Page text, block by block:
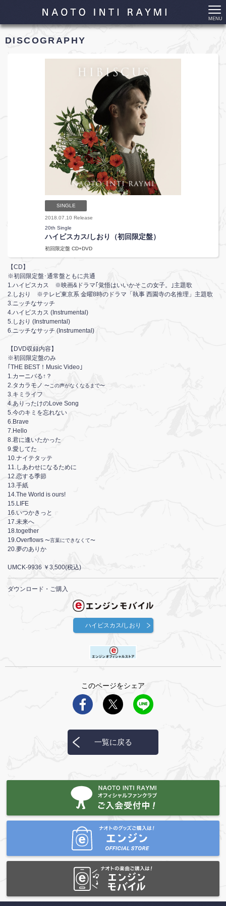
MENU
DISCOGRAPHY
SINGLE
2018.07.10 Release
20th Single
ハイビスカス/しおり（初回限定盤）
初回限定盤 CD+DVD
【CD】
※初回限定盤･通常盤ともに共通
1.ハイビスカス ※映画&ドラマ｢覚悟はいいかそこの女子。｣主題歌
2.しおり ※テレビ東京系 金曜8時のドラマ「執事 西園寺の名推理」主題歌
3.ニッチなサッチ
4.ハイビスカス (Instrumental)
5.しおり (Instrumental)
6.ニッチなサッチ (Instrumental)
【DVD収録内容】
※初回限定盤のみ
｢THE BEST！Music Video｣
1.カーニバる↑？
2.タカラモノ 〜この声がなくなるまで〜
3.キミライフ
4.ありったけのLove Song
5.今のキミを忘れない
6.Brave
7.Hello
8.君に逢いたかった
9.愛してた
10.ナイテタッテ
11.しあわせになるために
12.恋する季節
13.手紙
14.The World is ours!
15.LIFE
16.いつかきっと
17.未来へ
18.together
19.Overflows 〜言葉にできなくて〜
20.夢のありか
UMCK-9936 ￥3,500(税込)
ダウンロード・ご購入
ハイビスカス/しおり
このページをシェア
一覧に戻る